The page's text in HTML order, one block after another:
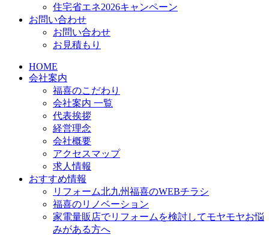
住宅省エネ2026キャンペーン
お問い合わせ
お問い合わせ
お見積もり
HOME
会社案内
福喜のこだわり
会社案内 一覧
代表挨拶
経営理念
会社概要
アクセスマップ
求人情報
おすすめ情報
リフォーム北九州福喜のWEBチラシ
福喜のリノベーション
家電量販店でリフォームを検討してモヤモヤお悩
みがある方へ